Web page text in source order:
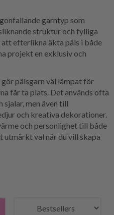
garntyp som
struktur och fylliga
efterlikna äkta päls i både
projekt en exklusiv och
pälsgarn väl lämpat för
får ta plats. Det används ofta
men även till
och kreativa dekorationer.
och personlighet till både
val när du vill skapa